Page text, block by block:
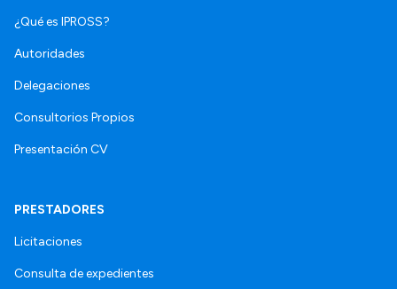
¿Qué es IPROSS?
Autoridades
Delegaciones
Consultorios Propios
Presentación CV
PRESTADORES
Licitaciones
Consulta de expedientes